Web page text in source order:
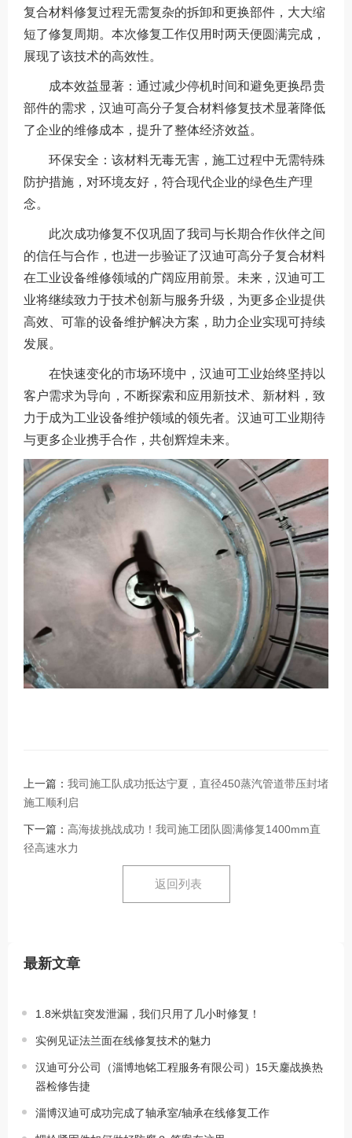
复合材料修复过程无需复杂的拆卸和更换部件，大大缩
短了修复周期。本次修复工作仅用时两天便圆满完成，
展现了该技术的高效性。
成本效益显著：通过减少停机时间和避免更换昂贵
部件的需求，汉迪可高分子复合材料修复技术显著降低
了企业的维修成本，提升了整体经济效益。
环保安全：该材料无毒无害，施工过程中无需特殊
防护措施，对环境友好，符合现代企业的绿色生产理
念。
此次成功修复不仅巩固了我司与长期合作伙伴之间
的信任与合作，也进一步验证了汉迪可高分子复合材料
在工业设备维修领域的广阔应用前景。未来，汉迪可工
业将继续致力于技术创新与服务升级，为更多企业提供
高效、可靠的设备维护解决方案，助力企业实现可持续
发展。
在快速变化的市场环境中，汉迪可工业始终坚持以
客户需求为导向，不断探索和应用新技术、新材料，致
力于成为工业设备维护领域的领先者。汉迪可工业期待
与更多企业携手合作，共创辉煌未来。
上一篇： 我司施工队成功抵达宁夏，直径450蒸汽管道带压封堵
施工顺利启
下一篇： 高海拔挑战成功！我司施工团队圆满修复1400mm直
径高速水力
返回列表
最新文章
1.8米烘缸突发泄漏，我们只用了几小时修复！
实例见证法兰面在线修复技术的魅力
汉迪可分公司（淄博地铭工程服务有限公司）15天鏖战换热
器检修告捷
淄博汉迪可成功完成了轴承室/轴承在线修复工作